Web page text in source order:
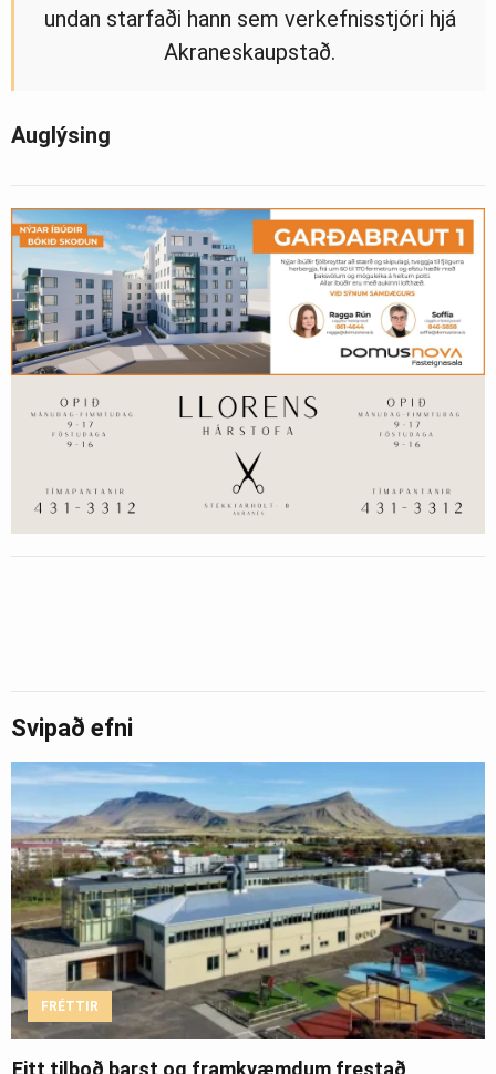
undan starfaði hann sem verkefnisstjóri hjá
Akraneskaupstað.
Auglýsing
Svipað efni
FRÉTTIR
Eitt tilboð barst og framkvæmdum frestað